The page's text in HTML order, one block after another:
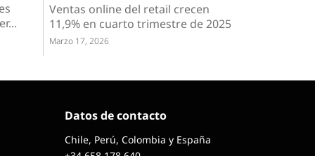
Ventas online del retail crecen
11,9% en cuarto trimestre de 2025
Marzo 17, 2026
Datos de contacto
Chile, Perú, Colombia y España